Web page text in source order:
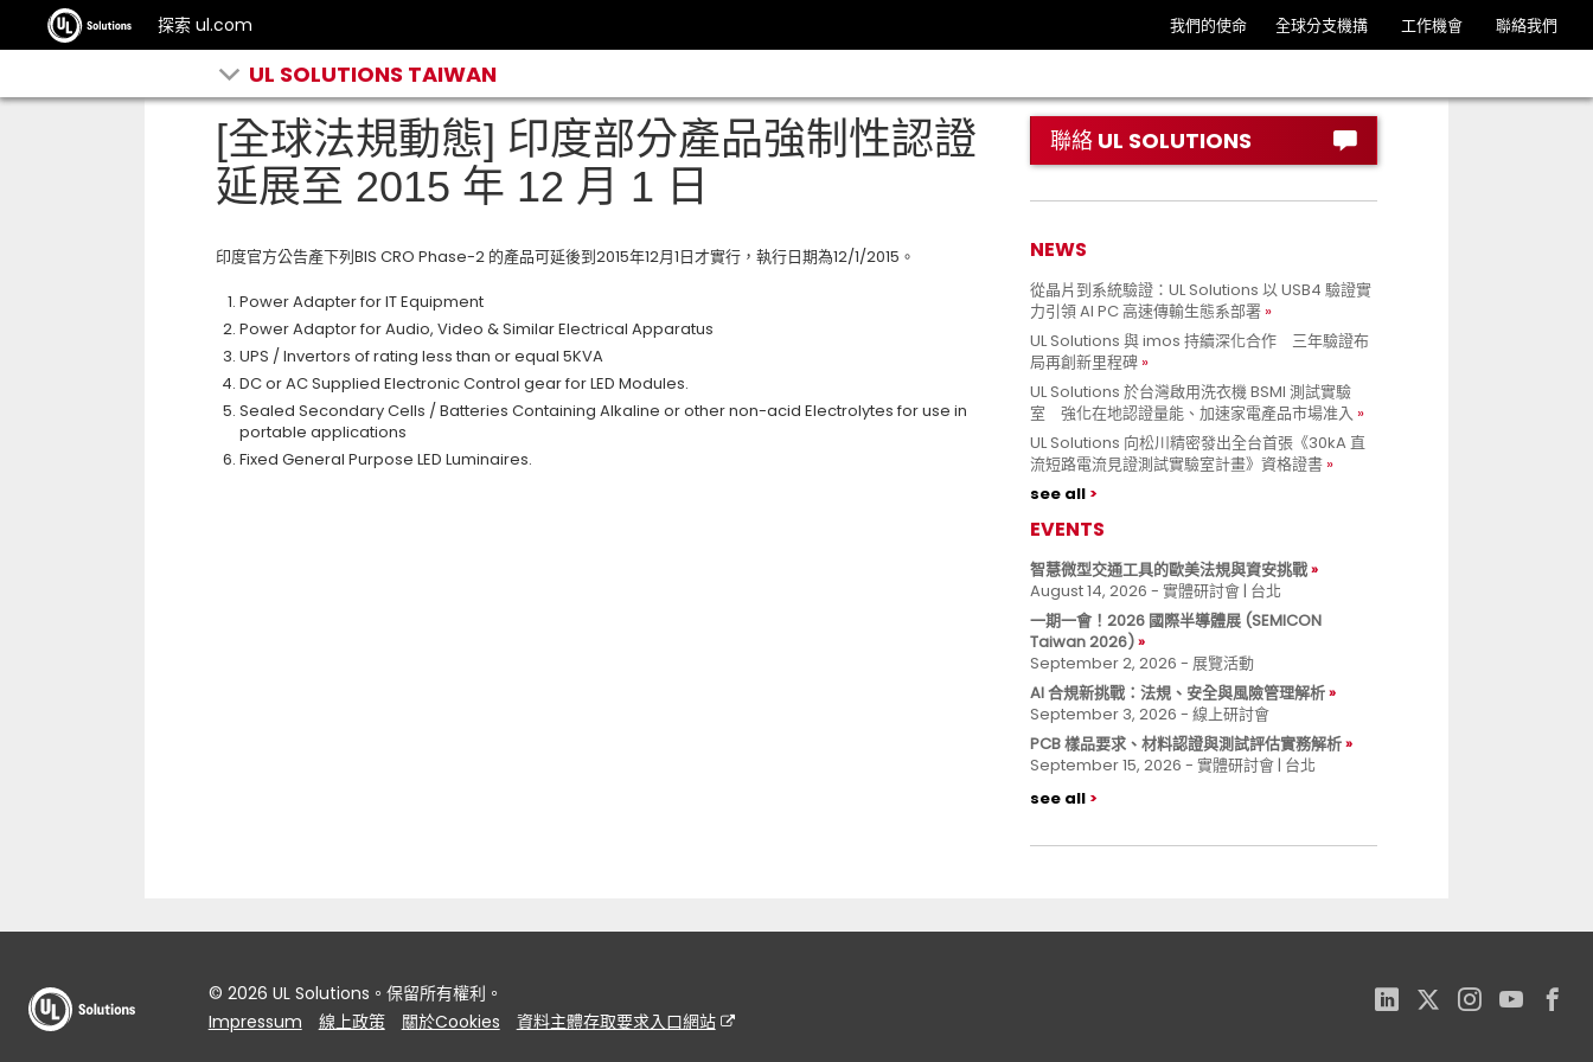
探索 ul.com 我們的使命 全球分支機搆 工作機會 聯絡我們
UL SOLUTIONS TAIWAN
[全球法規動態] 印度部分產品強制性認證
延展至 2015 年 12 月 1 日
印度官方公告產下列BIS CRO Phase-2 的產品可延後到2015年12月1日才實行，執行日期為12/1/2015。
Power Adapter for IT Equipment
Power Adaptor for Audio, Video & Similar Electrical Apparatus
UPS / Invertors of rating less than or equal 5KVA
DC or AC Supplied Electronic Control gear for LED Modules.
Sealed Secondary Cells / Batteries Containing Alkaline or other non-acid Electrolytes for use in
portable applications
Fixed General Purpose LED Luminaires.
聯絡 UL SOLUTIONS
NEWS
從晶片到系統驗證：UL Solutions 以 USB4 驗證實
力引領 AI PC 高速傳輸生態系部署
UL Solutions 與 imos 持續深化合作 三年驗證布
局再創新里程碑
UL Solutions 於台灣啟用洗衣機 BSMI 測試實驗
室 強化在地認證量能、加速家電產品市場准入
UL Solutions 向松川精密發出全台首張《30kA 直
流短路電流見證測試實驗室計畫》資格證書
see all
EVENTS
智慧微型交通工具的歐美法規與資安挑戰
August 14, 2026 - 實體研討會 | 台北
一期一會！2026 國際半導體展 (SEMICON
Taiwan 2026)
September 2, 2026 - 展覽活動
AI 合規新挑戰：法規、安全與風險管理解析
September 3, 2026 - 線上研討會
PCB 樣品要求、材料認證與測試評估實務解析
September 15, 2026 - 實體研討會 | 台北
see all
© 2026 UL Solutions。保留所有權利。
Impressum
線上政策 關於Cookies 資料主體存取要求入口網站